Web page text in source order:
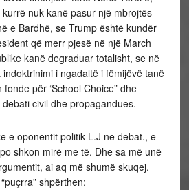
nuk kanë pasur një mbrojtës
e Bardhë, se Trump është kundër
që merr pjesë në një March
kanë degraduar totalisht, se në
i ngadaltë i fëmijëvë tanë
për ‘School Choice” dhe
civil dhe propagandues.
e oponentit politik L.J ne debat., e
shkon mirë me të. Dhe sa më unë
ai aq më shumë skuqej.
shpërthen: